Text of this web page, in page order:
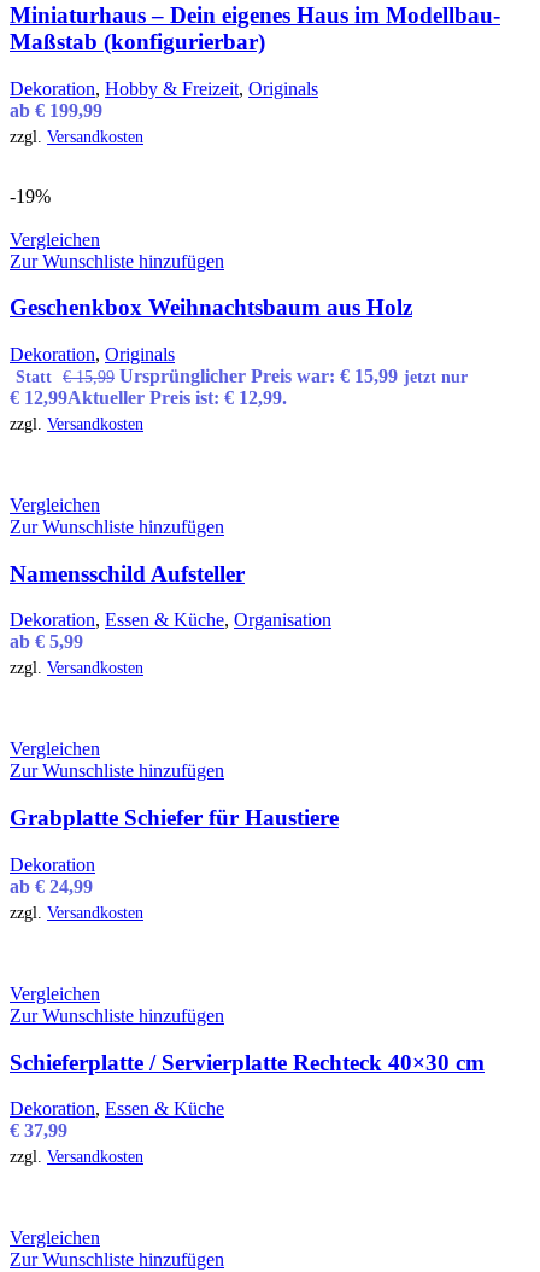
Miniaturhaus – Dein eigenes Haus im Modellbau-
Maßstab (konfigurierbar)
Dekoration, Hobby & Freizeit, Originals
ab € 199,99
zzgl. Versandkosten
-19%
Vergleichen
Zur Wunschliste hinzufügen
Geschenkbox Weihnachtsbaum aus Holz
Dekoration, Originals
Statt €15,99 Ursprünglicher Preis war: € 15,99 jetzt nur
€ 12,99Aktueller Preis ist: € 12,99.
zzgl. Versandkosten
Vergleichen
Zur Wunschliste hinzufügen
Namensschild Aufsteller
Dekoration, Essen & Küche, Organisation
ab € 5,99
zzgl. Versandkosten
Vergleichen
Zur Wunschliste hinzufügen
Grabplatte Schiefer für Haustiere
Dekoration
ab € 24,99
zzgl. Versandkosten
Vergleichen
Zur Wunschliste hinzufügen
Schieferplatte / Servierplatte Rechteck 40×30 cm
Dekoration, Essen & Küche
€ 37,99
zzgl. Versandkosten
Vergleichen
Zur Wunschliste hinzufügen